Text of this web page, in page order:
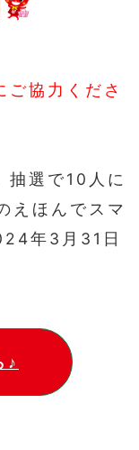
協力くださ
抽選で10人に
えほんでスマ
年3月31日
♪